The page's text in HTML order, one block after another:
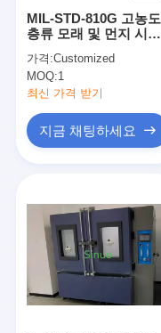
제품
비디오
우리 에 관한 것
MIL-STD-810G 고농도
층류 모래 및 먼지 시험
가격:Customized
MOQ:1
최신 가격 받기
지금 채팅하세요